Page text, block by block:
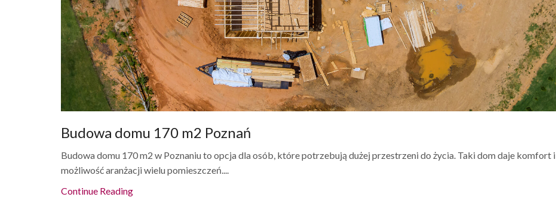
Budowa domu 170 m2 Poznań
Budowa domu 170 m2 w Poznaniu to opcja dla osób, które potrzebują dużej przestrzeni do życia. Taki dom daje komfort i
możliwość aranżacji wielu pomieszczeń....
Continue Reading